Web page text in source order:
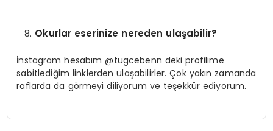
Okurlar eserinize nereden ulaşabilir?
İnstagram hesabım @tugcebenn deki profilime
sabitlediğim linklerden ulaşabilirler. Çok yakın zamanda
raflarda da görmeyi diliyorum ve teşekkür ediyorum.